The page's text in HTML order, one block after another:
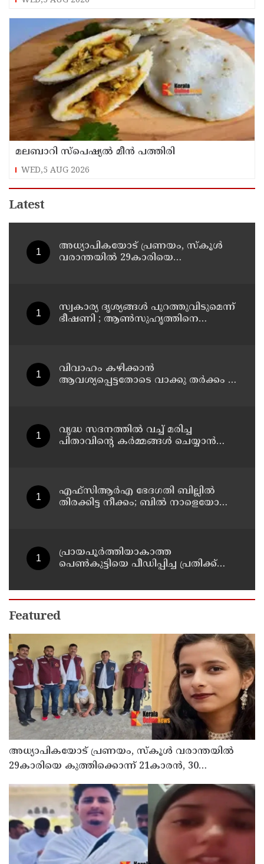
മലബാറി സ്പെഷ്യൽ മീൻ പത്തിരി
WED,5 AUG 2026
Latest
അധ്യാപികയോട് പ്രണയം, സ്‌കൂള്‍
വരാന്തയില്‍ 29കാരിയെ
സ്വകാര്യ ദൃശ്യങ്ങള്‍ പുറത്തുവിടുമെന്ന്
ഭീഷണി ; ആണ്‍സുഹൃത്തിനെ
വിവാഹം കഴിക്കാന്‍
ആവശ്യപ്പെട്ടതോടെ വാക്കു തര്‍ക്കം ;
വൃദ്ധ സദനത്തില്‍ വച്ച് മരിച്ച
പിതാവിന്റെ കര്‍മ്മങ്ങള്‍ ചെയ്യാന്‍
എഫ്‌സിആര്‍എ ഭേദഗതി ബില്ലില്‍
തിരക്കിട്ട നീക്കം; ബില്‍ നാളെയോ
പ്രായപൂര്‍ത്തിയാകാത്ത
പെണ്‍കുട്ടിയെ പീഡിപ്പിച്ച പ്രതിക്ക്
പിഴയും
Featured
അധ്യാപികയോട് പ്രണയം, സ്‌കൂള്‍ വരാന്തയില്‍
29കാരിയെ കുത്തിക്കൊന്ന് 21കാരന്‍, 30
സെക്കന്റില്‍ 34 തവണ കുത്തിയെന്ന് പൊലീസ്